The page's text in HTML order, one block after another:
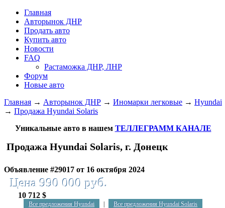
Главная
Авторынок ДНР
Продать авто
Купить авто
Новости
FAQ
Растаможка ДНР, ЛНР
Форум
Новые авто
Главная → Авторынок ДНР → Иномарки легковые → Hyundai
→ Продажа Hyundai Solaris
Уникальные авто в нашем ТЕЛЛЕГРАММ КАНАЛЕ
Продажа Hyundai Solaris, г. Донецк
Объявление #29017 от 16 октября 2024
Цена 990 000 руб.
10 712 $
Все предложения Hyundai Все предложения Hyundai Solaris